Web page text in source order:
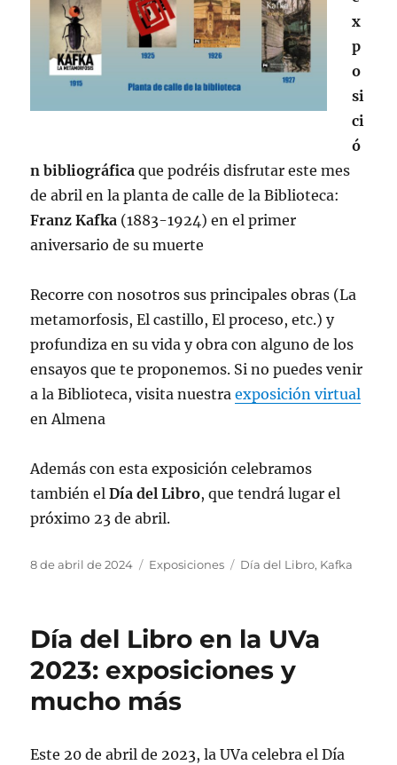
x
p
o
si
ci
ó
n bibliográfica que podréis disfrutar este mes
de abril en la planta de calle de la Biblioteca:
Franz Kafka (1883-1924) en el primer
aniversario de su muerte
Recorre con nosotros sus principales obras (La
metamorfosis, El castillo, El proceso, etc.) y
profundiza en su vida y obra con alguno de los
ensayos que te proponemos. Si no puedes venir
a la Biblioteca, visita nuestraexposición virtual
en Almena
Además con esta exposición celebramos
también elDía del Libro, que tendrá lugar el
próximo 23 de abril.
Publicado
8 de abril de 2024 Categorías
Exposiciones Etiquetas
Día del Libro, Kafka
Día del Libro en la UVa
2023: exposiciones y
mucho más
Este 20 de abril de 2023, la UVa celebra el Día